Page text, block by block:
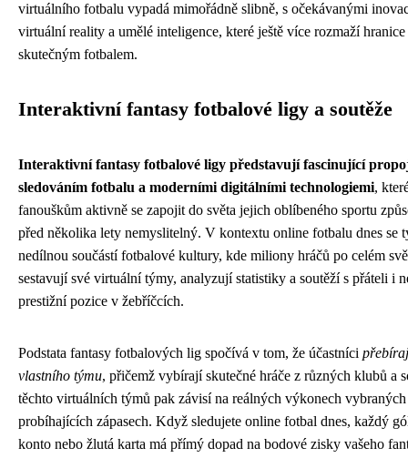
virtuálního fotbalu vypadá mimořádně slibně, s očekávanými
virtuální reality a umělé inteligence, které ještě více rozmaží
skutečným fotbalem.
Interaktivní fantasy fotbalové ligy a soutěže
Interaktivní fantasy fotbalové ligy představují fascinující
sledováním fotbalu a moderními digitálními technologiemi,
fanouškům aktivně se zapojit do světa jejich oblíbeného sportu
před několika lety nemyslitelný. V kontextu online fotbalu dnes se
nedílnou součástí fotbalové kultury, kde miliony hráčů po celém
sestavují své virtuální týmy, analyzují statistiky a soutěží s přáteli i
prestižní pozice v žebříčcích.
Podstata fantasy fotbalových lig spočívá v tom, že účastníci
vlastního týmu, přičemž vybírají skutečné hráče z různých klubů a
těchto virtuálních týmů pak závisí na reálných výkonech
probíhajících zápasech. Když sledujete online fotbal dnes, každý
konto nebo žlutá karta má přímý dopad na bodové zisky vašeho